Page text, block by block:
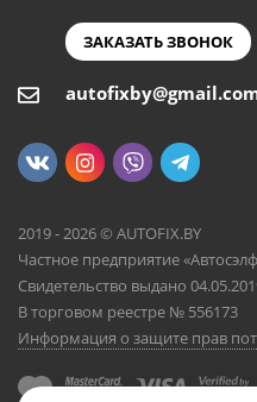
ЗАКАЗАТЬ ЗВОНОК
2019 - 2026 © AUTOFIX.BY
Частное предприятие
Свидетельство выдано
В торговом реестре № 556173
Информация о защите прав